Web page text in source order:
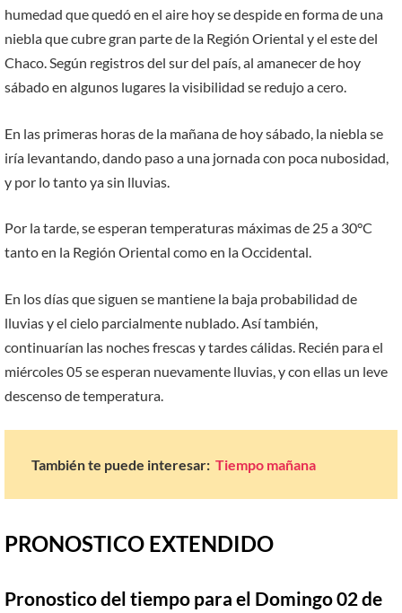
humedad que quedó en el aire hoy se despide en forma de una
niebla que cubre gran parte de la Región Oriental y el este del
Chaco. Según registros del sur del país, al amanecer de hoy
sábado en algunos lugares la visibilidad se redujo a cero.
En las primeras horas de la mañana de hoy sábado, la niebla se
iría levantando, dando paso a una jornada con poca nubosidad,
y por lo tanto ya sin lluvias.
Por la tarde, se esperan temperaturas máximas de 25 a 30°C
tanto en la Región Oriental como en la Occidental.
En los días que siguen se mantiene la baja probabilidad de
lluvias y el cielo parcialmente nublado. Así también,
continuarían las noches frescas y tardes cálidas. Recién para el
miércoles 05 se esperan nuevamente lluvias, y con ellas un leve
descenso de temperatura.
También te puede interesar: Tiempo mañana
PRONOSTICO EXTENDIDO
Pronostico del tiempo para el Domingo 02 de